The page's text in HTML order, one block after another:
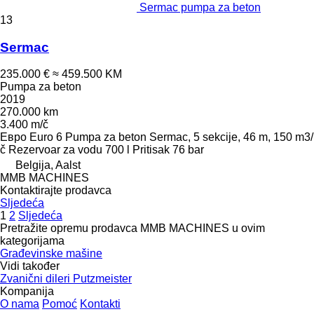
Sermac pumpa za beton
13
Sermac
235.000 € ≈ 459.500 KM
Pumpa za beton
2019
270.000 km
3.400 m/č
Евро Euro 6 Pumpa za beton Sermac, 5 sekcije, 46 m, 150 m3/
č Rezervoar za vodu 700 l Pritisak 76 bar
Belgija, Aalst
MMB MACHINES
Kontaktirajte prodavca
Sljedeća
1 2 Sljedeća
Pretražite opremu prodavca MMB MACHINES u ovim
kategorijama
Građevinske mašine
Vidi također
Zvanični dileri Putzmeister
Kompanija
O nama Pomoć Kontakti